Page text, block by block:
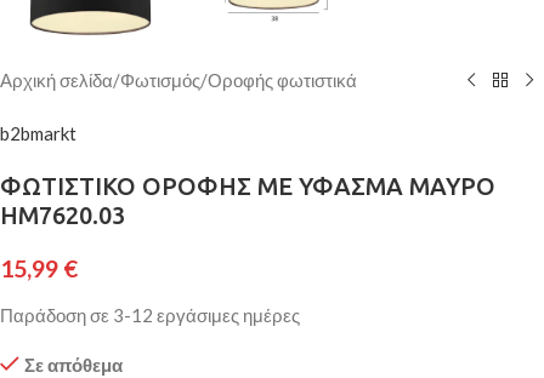
Αρχική σελίδα/Φωτισμός/Οροφής φωτιστικά
b2bmarkt
ΦΩΤΙΣΤΙΚΟ ΟΡΟΦΗΣ ΜΕ ΥΦΑΣΜΑ ΜΑΥΡΟ
HM7620.03
15,99 €
Παράδοση σε 3-12 εργάσιμες ημέρες
Σε απόθεμα